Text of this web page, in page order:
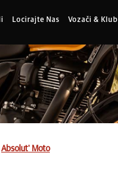
Locirajte Nas Vozači & Klub
Absolut' Moto